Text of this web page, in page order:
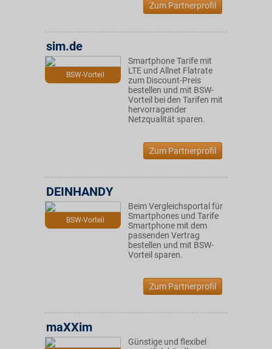
Zum Partnerprofil
BSW-Vorteil
sim.de
Smartphone Tarife mit
LTE und Allnet Flatrate
zum Discount-Preis
bestellen und mit BSW-
Vorteil bei den Tarifen mit
hervorragender
Netzqualität sparen.
Zum Partnerprofil
BSW-Vorteil
DEINHANDY
Beim Vergleichsportal für
Smartphones und Tarife
Smartphone mit dem
passenden Vertrag
bestellen und mit BSW-
Vorteil sparen.
Zum Partnerprofil
maXXim
Günstige und flexibel